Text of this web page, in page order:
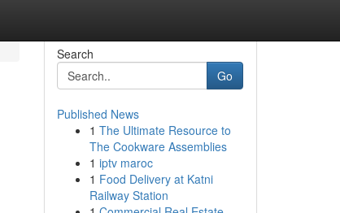
Search
Go
Published News
1 The Ultimate Resource to
The Cookware Assemblies
1 iptv maroc
1 Food Delivery at Katni
Railway Station